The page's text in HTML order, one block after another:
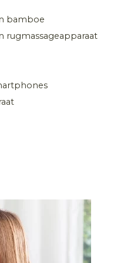
bamboe
rugmassageapparaat